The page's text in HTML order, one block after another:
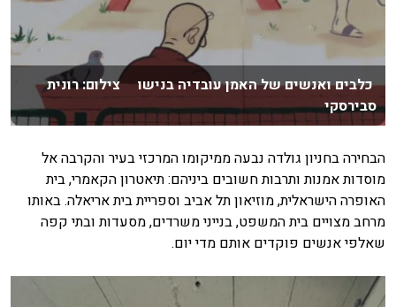
כלבים ואנשים של האמן עובדיה בנישו צילום: רונית
סבירסקי
הבחירה בחניון גולדה נבעה ממיקומו המרכזי בעיר והקרבה אל
מוסדות אמנות ותרבות חשובים ביניהם: תיאטרון הקאמרי, בית
האופרה הישראלית, מוזיאון תל אביב וספריית בית אריאלה. באותו
מרחב מצויים בית המשפט, בנייני משרדים, מסעדות ובתי קפה
שאלפי אנשים פוקדים אותם מדי יום.